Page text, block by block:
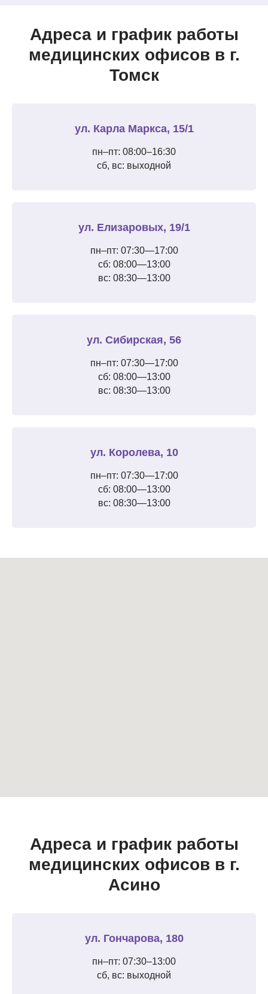
Адреса и график работы
медицинских офисов в г.
Томск
ул. Карла Маркса, 15/1
пн–пт: 08:00–16:30
сб, вс: выходной
ул. Елизаровых, 19/1
пн–пт: 07:30—17:00
сб: 08:00—13:00
вс: 08:30—13:00
ул. Сибирская, 56
пн–пт: 07:30—17:00
сб: 08:00—13:00
вс: 08:30—13:00
ул. Королева, 10
пн–пт: 07:30—17:00
сб: 08:00—13:00
вс: 08:30—13:00
Адреса и график работы
медицинских офисов в г.
Асино
ул. Гончарова, 180
пн–пт: 07:30–13:00
сб, вс: выходной